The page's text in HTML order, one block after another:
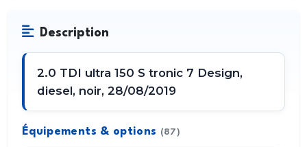
Description
2.0 TDI ultra 150 S tronic 7 Design,
diesel, noir, 28/08/2019
Équipements & options (87)